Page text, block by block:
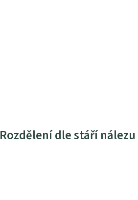
Rozdělení dle stáří nálezu